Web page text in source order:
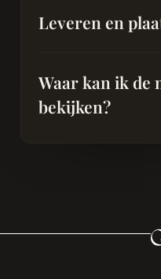
Leveren en
Waar kan ik de
bekijken?